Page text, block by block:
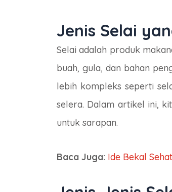
Jenis Selai
Selai adalah produk
buah, gula, dan bahan
lebih kompleks seperti
selera. Dalam artikel ini,
untuk sarapan.
Baca Juga: Ide Bekal